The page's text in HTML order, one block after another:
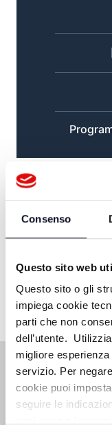
Consenso
Questo sito web
Questo sito o gli
impiega cookie
parti che non
dell’utente.
migliore
servizio. Per
cookie puoi
seguire le